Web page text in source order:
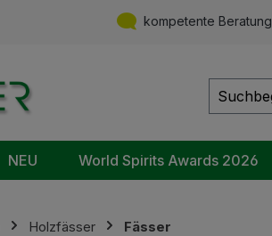
kompetente Beratung
NEU World Spirits Awards 2026
Holzfässer Fässer